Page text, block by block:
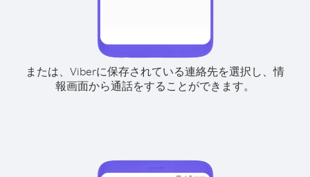
または、Viberに保存されている連絡先を選択し、情
報画面から通話をすることができます。